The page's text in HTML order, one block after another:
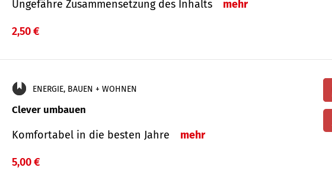
Ungefähre Zu­sammen­setzung des Inhalts mehr
2,50 €
ENERGIE, BAUEN + WOHNEN
Clever umbauen
Komfortabel in die besten Jahre mehr
5,00 €